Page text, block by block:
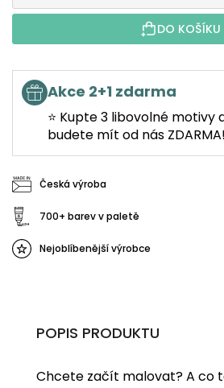
DO KOŠÍKU
Akce 2+1 zdarma
⭐ Kupte 3 libovolné motivy
budete mít od nás ZDARMA!
Česká výroba
700+ barev v paletě
Nejoblíbenější výrobce
POPIS PRODUKTU
Chcete začít malovat? A co